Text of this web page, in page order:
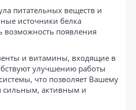
питательных веществ и
источники белка
возможность появления
и витамины, входящие в
улучшению работы
что позволяет Вашему
сильным, активным и